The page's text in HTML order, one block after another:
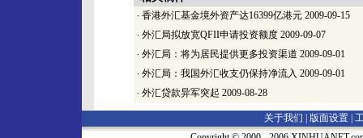
· 香港外汇基金境外资产达16399亿港元 2009-09-15
· 外汇局拟放宽QFII申请投资额度 2009-09-07
· 外汇局：将为居民提供更多投资渠道 2009-09-01
· 外汇局：我国外汇收支仍保持净流入 2009-09-01
· 外汇贷款异军突起 2009-08-28
关于我们 | 版面设置